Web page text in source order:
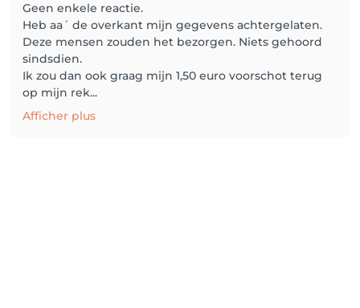
Geen enkele reactie.
Heb aa´ de overkant mijn gegevens achtergelaten.
Deze mensen zouden het bezorgen. Niets gehoord
sindsdien.
Ik zou dan ook graag mijn 1,50 euro voorschot terug
op mijn rek...
Afficher plus